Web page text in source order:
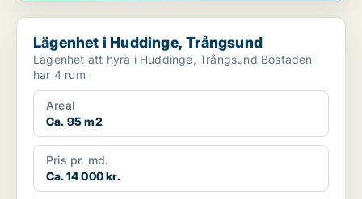
Lägenhet i Huddinge, Trångsund
Lägenhet i Huddinge, Trångsund
Lägenhet att hyra i Huddinge, Trångsund Bostaden
har 4 rum
Areal
Ca. 95 m2
Pris pr. md.
Ca. 14 000 kr.